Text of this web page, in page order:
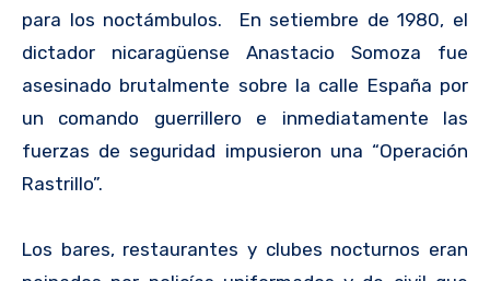
para los noctámbulos. En setiembre de 1980, el
dictador nicaragüense Anastacio Somoza fue
asesinado brutalmente sobre la calle España por
un comando guerrillero e inmediatamente las
fuerzas de seguridad impusieron una “Operación
Rastrillo”.
Los bares, restaurantes y clubes nocturnos eran